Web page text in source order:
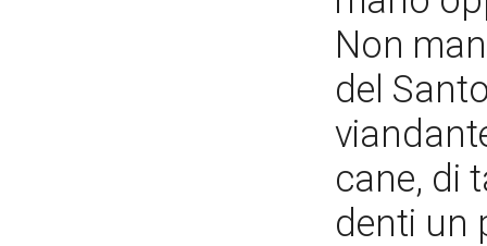
Non
del
cane, di
denti un